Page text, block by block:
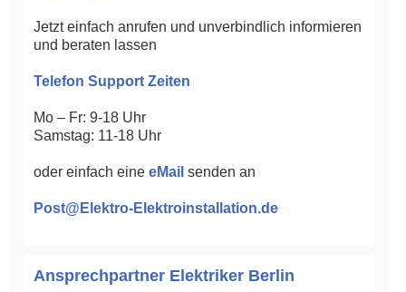
Jetzt einfach anrufen und unverbindlich informieren
und beraten lassen
Telefon Support Zeiten
Mo – Fr: 9-18 Uhr
Samstag: 11-18 Uhr
oder einfach eine eMail senden an
Post@Elektro-Elektroinstallation.de
Ansprechpartner Elektriker Berlin